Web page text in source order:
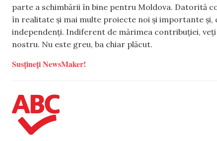
parte a schimbării în bine pentru Moldova. Datorită
în realitate și mai multe proiecte noi și importante și,
independenți. Indiferent de mărimea contribuției,
nostru. Nu este greu, ba chiar plăcut.
Susțineți NewsMaker!